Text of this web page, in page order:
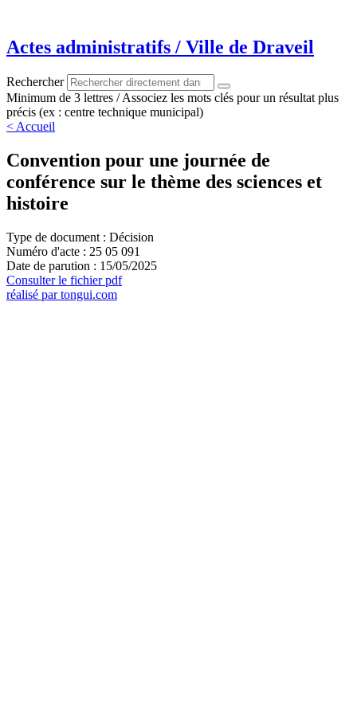
contenu
Actes administratifs / Ville de Draveil
Rechercher
Minimum de 3 lettres / Associez les mots clés pour un résultat plus
précis (ex : centre technique municipal)
< Accueil
Convention pour une journée de
conférence sur le thème des sciences et
histoire
Type de document : Décision
Numéro d'acte : 25 05 091
Date de parution : 15/05/2025
Consulter le fichier pdf
réalisé par tongui.com